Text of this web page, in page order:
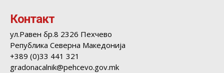
Контакт
ул.Равен бр.8 2326 Пехчево
Република Северна Македонија
+389 (0)33 441 321
gradonacalnik@pehcevo.gov.mk